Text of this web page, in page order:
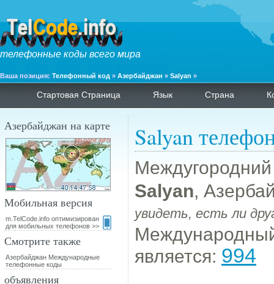
телефонные коды всего мира
Ваша позиция: Телефонный код » Азербайджан » Salyan »
Стартовая Страница Язык Страна
Salyan
Salyan,
увидеть, есть ли
является: 994
Азербайджан на карте
Мобильная версия
m.TelCode.info оптимизирован
для мобильных телефонов >>
Смотрите также
Азербайджан Международные
телефонные коды
объявления